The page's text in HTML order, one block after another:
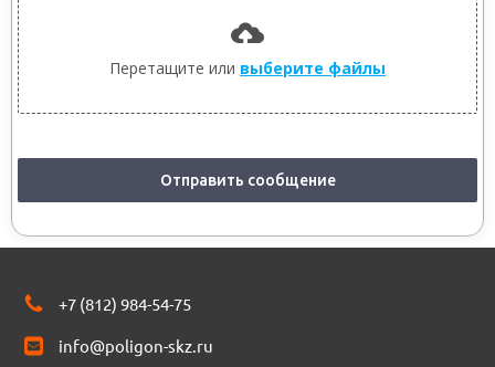
Перетащите или выберите файлы
Отправить сообщение
+7 (812) 984-54-75
info@poligon-skz.ru